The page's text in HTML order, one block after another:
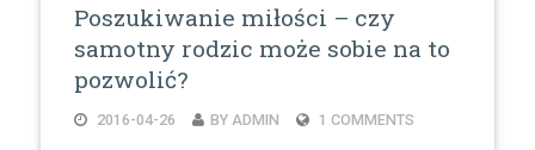
Poszukiwanie miłości – czy
samotny rodzic może sobie na to
pozwolić?
2016-04-26 BY ADMIN 1 COMMENTS